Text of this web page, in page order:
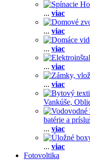
... viac
... viac
... viac
... viac
... viac
Vankúše,
batérie a
... viac
... viac
Fotovoltika